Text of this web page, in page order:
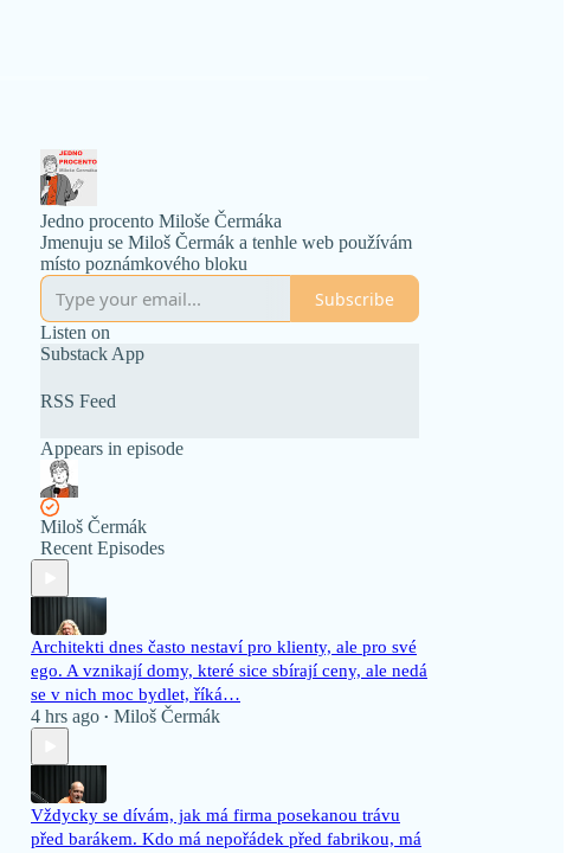
Jedno procento Miloše Čermáka
Jmenuju se Miloš Čermák a tenhle web používám
místo poznámkového bloku
Subscribe
Listen on
Substack App
RSS Feed
Appears in episode
Miloš Čermák
Recent Episodes
Architekti dnes často nestaví pro klienty, ale pro své
ego. A vznikají domy, které sice sbírají ceny, ale nedá
se v nich moc bydlet, říká…
4 hrs ago • Miloš Čermák
Vždycky se dívám, jak má firma posekanou trávu
před barákem. Kdo má nepořádek před fabrikou, má